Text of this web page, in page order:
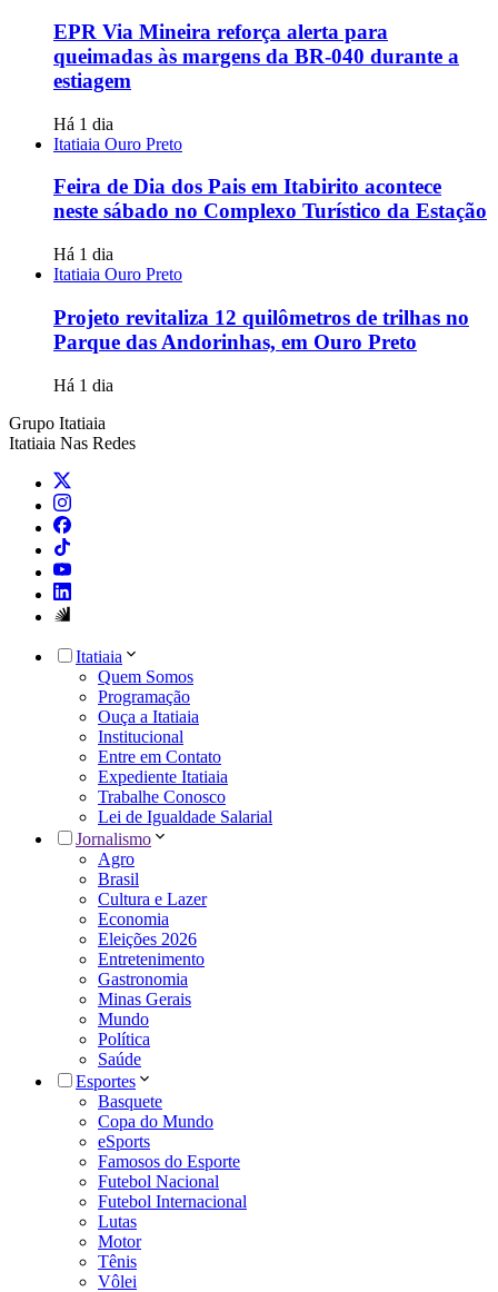
EPR Via Mineira reforça alerta para
queimadas às margens da BR-040 durante a
estiagem
Há 1 dia
Itatiaia Ouro Preto
Feira de Dia dos Pais em Itabirito acontece
neste sábado no Complexo Turístico da Estação
Há 1 dia
Itatiaia Ouro Preto
Projeto revitaliza 12 quilômetros de trilhas no
Parque das Andorinhas, em Ouro Preto
Há 1 dia
Grupo Itatiaia
Itatiaia Nas Redes
Itatiaia
Quem Somos
Programação
Ouça a Itatiaia
Institucional
Entre em Contato
Expediente Itatiaia
Trabalhe Conosco
Lei de Igualdade Salarial
Jornalismo
Agro
Brasil
Cultura e Lazer
Economia
Eleições 2026
Entretenimento
Gastronomia
Minas Gerais
Mundo
Política
Saúde
Esportes
Basquete
Copa do Mundo
eSports
Famosos do Esporte
Futebol Nacional
Futebol Internacional
Lutas
Motor
Tênis
Vôlei